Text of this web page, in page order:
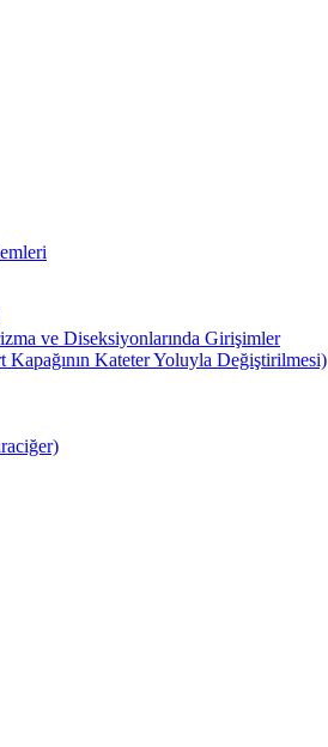
ve Diseksiyonlarında Girişimler
Kateter Yoluyla Değiştirilmesi)